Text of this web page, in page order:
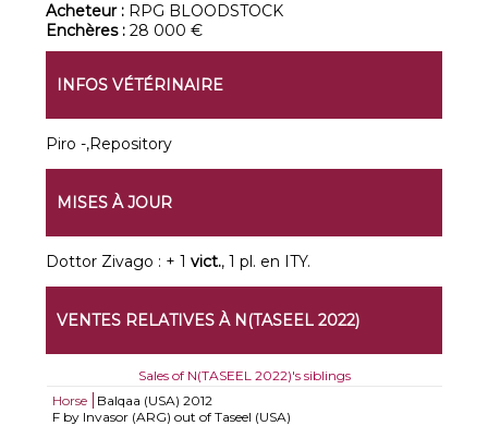
Acheteur : RPG BLOODSTOCK
Enchères :28 000 €
INFOS VÉTÉRINAIRE
Piro -,Repository
MISES À JOUR
Dottor Zivago : + 1vict., 1 pl. en ITY.
VENTES RELATIVES À N(TASEEL 2022)
Sales of N(TASEEL 2022)'s siblings
Horse
Balqaa (USA) 2012
F by Invasor (ARG) out of Taseel (USA)